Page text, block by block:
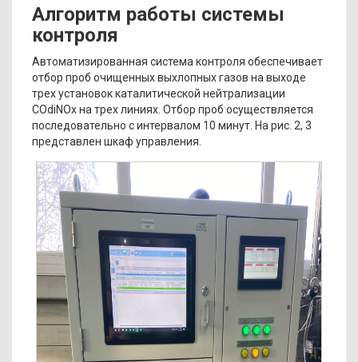
Алгоритм работы системы
контроля
Автоматизированная система контроля обеспечивает
отбор проб очищенных выхлопных газов на выходе
трех установок каталитической нейтрализации
COdiNOx на трех линиях. Отбор проб осуществляется
последовательно с интервалом 10 минут. На рис. 2, 3
представлен шкаф управления.